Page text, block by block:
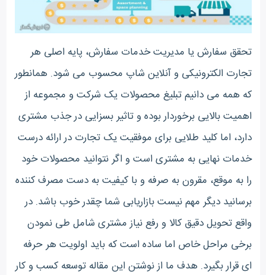
تحقق سفارش یا مدیریت خدمات سفارش، پایه اصلی هر
تجارت الکترونیکی و آنلاین شاپ محسوب می شود. همانطور
که همه می دانیم تبلیغ محصولات یک شرکت و مجموعه از
اهمیت بالایی برخوردار بوده و تاثیر بسزایی در جذب مشتری
دارد، اما کلید طلایی برای موفقیت یک تجارت در ارائه درست
خدمات نهایی به مشتری است و اگر نتوانید محصولات خود
را به موقع، مقرون به صرفه و با کیفیت به دست مصرف کننده
برسانید دیگر مهم نیست بازاریابی شما چقدر خوب باشد. در
واقع تحویل دقیق کالا و رفع نیاز مشتری شامل طی نمودن
برخی مراحل خاص اما ساده است که باید اولویت هر حرفه
ای قرار بگیرد. هدف ما از نوشتن این مقاله توسعه کسب و کار